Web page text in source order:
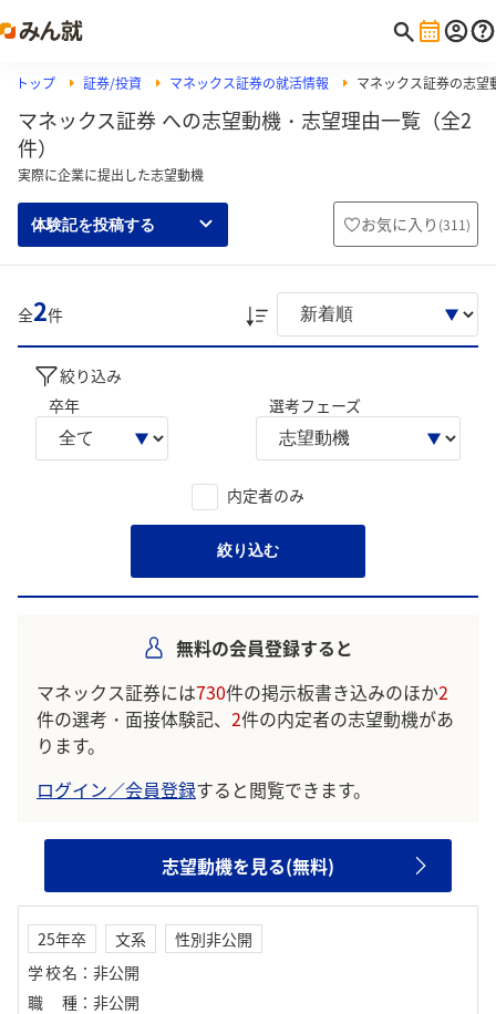
トップ 証券/投資 マネックス証券の就活情報 マネックス証券の志望
マネックス証券 への志望動機・志望理由一覧（全2
件）
実際に企業に提出した志望動機
体験記を投稿する お気に入り (311)
全2件
絞り込み
卒年
選考フェーズ
内定者のみ
絞り込む
無料の会員登録すると
マネックス証券には730件の掲示板書き込みのほか2
件の選考・面接体験記、 2件の内定者の志望動機があ
ります。
ログイン／会員登録すると閲覧できます。
志望動機を見る(無料)
25年卒 文系
性別非公開
学校名 ： 非公開
職種 ： 非公開